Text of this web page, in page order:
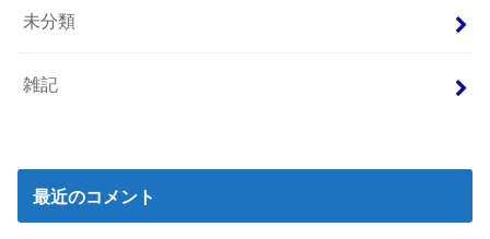
未分類
雑記
最近のコメント